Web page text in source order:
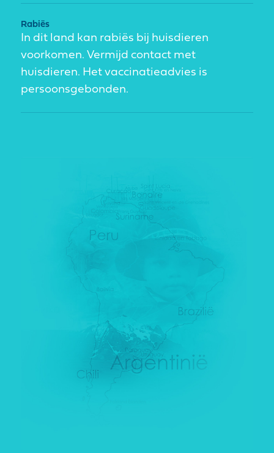
Rabiës
In dit land kan rabiës bij huisdieren
voorkomen. Vermijd contact met
huisdieren. Het vaccinatieadvies is
persoonsgebonden.